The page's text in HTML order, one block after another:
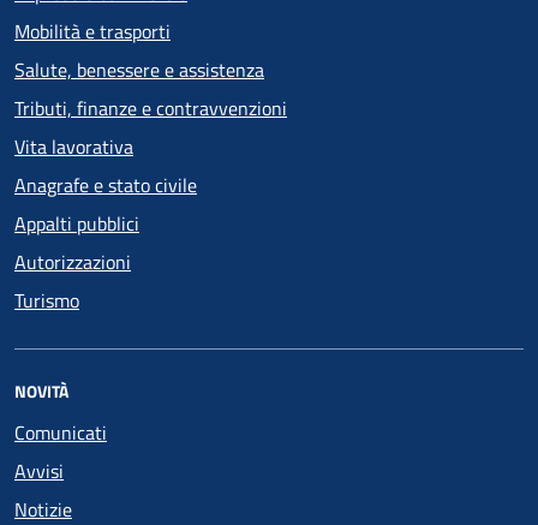
Mobilità e trasporti
Salute, benessere e assistenza
Tributi, finanze e contravvenzioni
Vita lavorativa
Anagrafe e stato civile
Appalti pubblici
Autorizzazioni
Turismo
NOVITÀ
Comunicati
Avvisi
Notizie